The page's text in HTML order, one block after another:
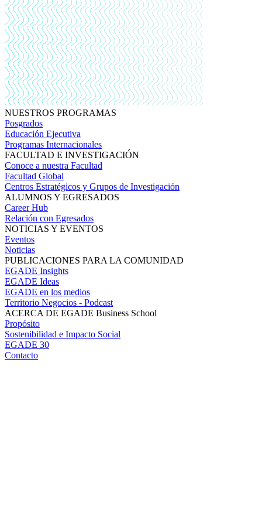
NUESTROS PROGRAMAS
Posgrados
Educación Ejecutiva
Programas Internacionales
FACULTAD E INVESTIGACIÓN
Conoce a nuestra Facultad
Facultad Global
Centros Estratégicos y Grupos de Investigación
ALUMNOS Y EGRESADOS
Career Hub
Relación con Egresados
NOTICIAS Y EVENTOS
Eventos
Noticias
PUBLICACIONES PARA LA COMUNIDAD
EGADE Insights
EGADE Ideas
EGADE en los medios
Territorio Negocios - Podcast
ACERCA DE EGADE Business School
Propósito
Sostenibilidad e Impacto Social
EGADE 30
Contacto